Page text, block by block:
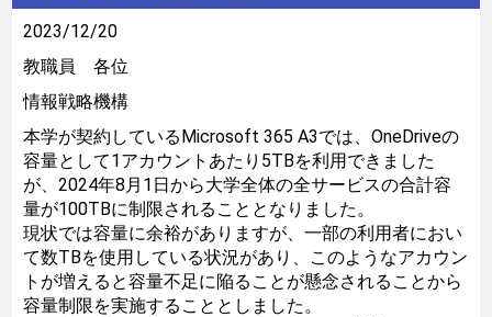
2023/12/20
教職員 各位
情報戦略機構
本学が契約しているMicrosoft 365 A3では、OneDriveの
容量として1アカウントあたり5TBを利用できました
が、2024年8月1日から大学全体の全サービスの合計容
量が100TBに制限されることとなりました。
現状では容量に余裕がありますが、一部の利用者におい
て数TBを使用している状況があり、このようなアカウン
トが増えると容量不足に陥ることが懸念されることから
容量制限を実施することとしました。